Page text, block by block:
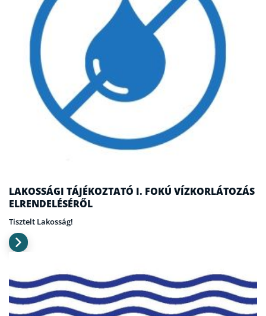
LAKOSSÁGI TÁJÉKOZTATÓ I. FOKÚ VÍZKORLÁTOZÁS
ELRENDELÉSÉRŐL
Tisztelt Lakosság!